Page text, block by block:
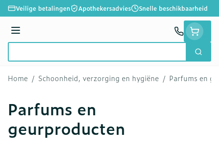
Ga naar de inhoud
Veilige betalingen Apothekersadvies Snelle beschikbaarheid
Menu
Zoek
Home / Schoonheid, verzorging en hygiëne / Parfums en
Parfums en
geurproducten